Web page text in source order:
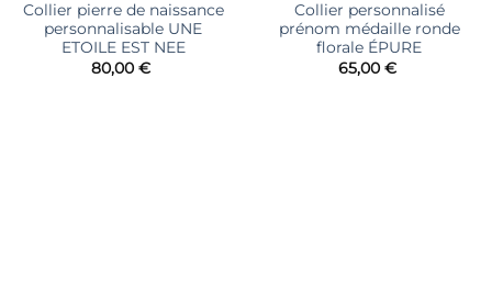
Collier pierre de naissance
personnalisable UNE
ETOILE EST NEE
80,00 €
Collier personnalisé
prénom médaille ronde
florale ÉPURE
65,00 €